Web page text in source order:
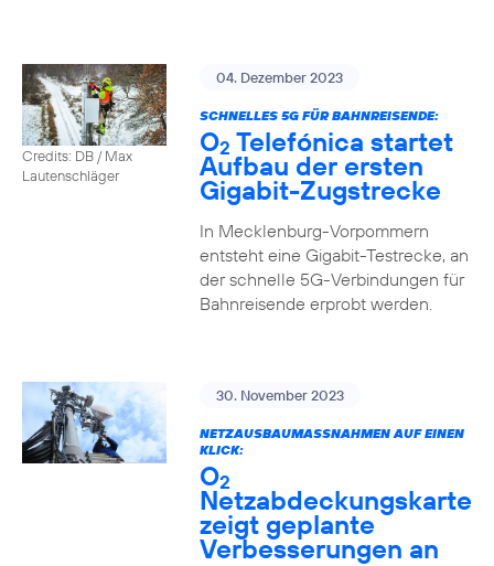
Credits: DB / Max
Lautenschläger
04. Dezember 2023
SCHNELLES 5G FÜR BAHNREISENDE:
O2 Telefónica startet
Aufbau der ersten
Gigabit-Zugstrecke
In Mecklenburg-Vorpommern
entsteht eine Gigabit-Testrecke, an
der schnelle 5G-Verbindungen für
Bahnreisende erprobt werden.
30. November 2023
NETZAUSBAUMASSNAHMEN AUF EINEN K
LICK:
O2
Netzabdeckungskarte
zeigt geplante
Verbesserungen an